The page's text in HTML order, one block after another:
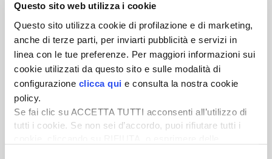
Questo sito web utilizza i cookie
Questo sito utilizza cookie di profilazione e di marketing,
anche di terze parti, per inviarti pubblicità e servizi in
linea con le tue preferenze. Per maggiori informazioni sui
cookie utilizzati da questo sito e sulle modalità di
configurazione clicca qui e consulta la nostra cookie
policy.
Se fai clic su ACCETTA TUTTI acconsenti all’utilizzo di
tutti i cookie. Se non sei d’accordo, puoi rifiutare tutti i
Newsletter
Scopri un servizio d'informazione di alta qualità. Tagliato sulle tue
esigenze.